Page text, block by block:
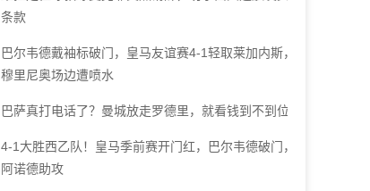
条款
巴尔韦德戴袖标破门，皇马友谊赛4-1轻取莱加内斯，
穆里尼奥场边遭喷水
巴萨真打电话了？曼城放走罗德里，就看钱到不到位
4-1大胜西乙队！皇马季前赛开门红，巴尔韦德破门，
阿诺德助攻